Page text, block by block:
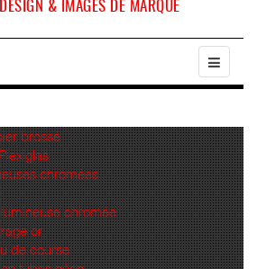
& IMAGES DE MARQUE